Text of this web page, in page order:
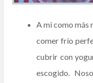
A mi como más
comer frío
cubrir con
escogido.